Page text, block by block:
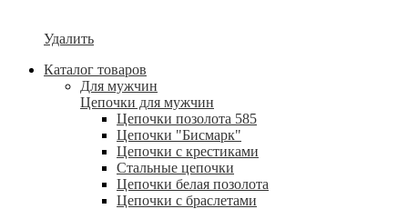
Удалить
Каталог товаров
Для мужчин
Цепочки для мужчин
Цепочки позолота 585
Цепочки "Бисмарк"
Цепочки с крестиками
Стальные цепочки
Цепочки белая позолота
Цепочки с браслетами